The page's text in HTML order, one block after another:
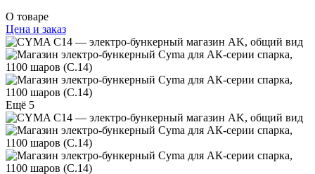
О товаре
Цена и заказ
Ещё 5